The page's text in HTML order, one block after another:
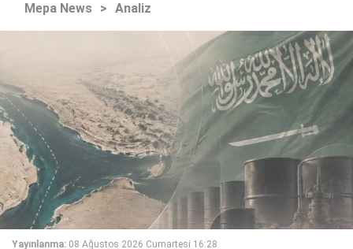
Mepa News > Analiz
Yayınlanma: 08 Ağustos 2026 Cumartesi 16:28